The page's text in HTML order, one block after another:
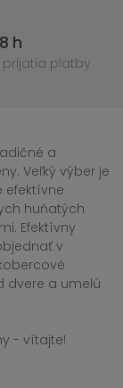
h
platby
a
Veľký výber je
efektívne
huňatých
Efektívny
v
dvere a umelú
- vítajte!